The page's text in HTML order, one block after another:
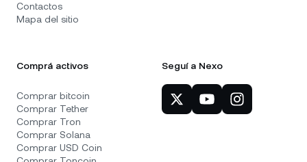
Contactos
Mapa del sitio
Comprá activos
Comprar bitcoin
Comprar Tether
Comprar Tron
Comprar Solana
Comprar USD Coin
Seguí a Nexo